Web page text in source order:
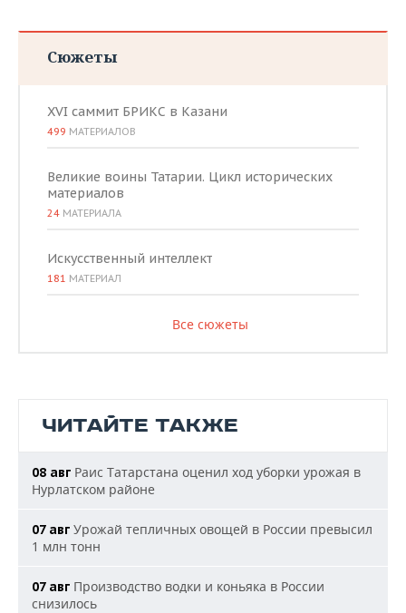
Сюжеты
XVI саммит БРИКС в Казани
499 МАТЕРИАЛОВ
Великие воины Татарии. Цикл исторических
материалов
24 МАТЕРИАЛА
Искусственный интеллект
181 МАТЕРИАЛ
Все сюжеты
ЧИТАЙТЕ ТАКЖЕ
08 авг Раис Татарстана оценил ход уборки урожая в
Нурлатском районе
07 авг Урожай тепличных овощей в России превысил
1 млн тонн
07 авг Производство водки и коньяка в России
снизилось